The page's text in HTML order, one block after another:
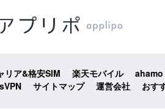
リア&格安SIM 楽天モバイル ahamo
サイトマップ 運営会社 おす